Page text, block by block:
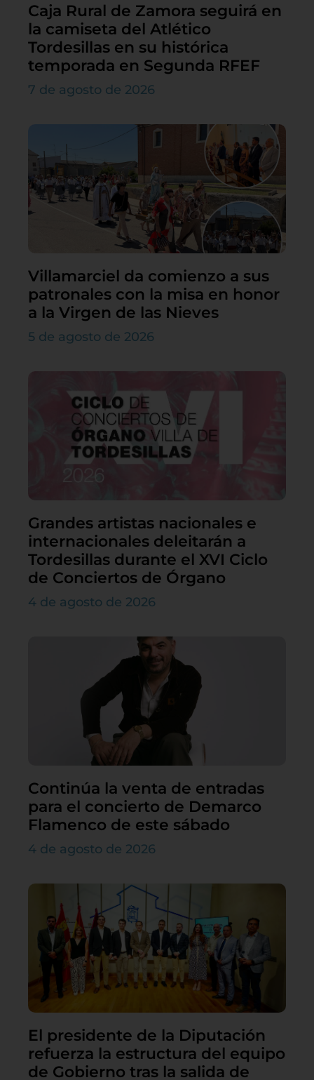
Caja Rural de Zamora seguirá en
la camiseta del Atlético
Tordesillas en su histórica
temporada en Segunda RFEF
7 de agosto de 2026
Villamarciel da comienzo a sus
patronales con la misa en honor
a la Virgen de las Nieves
5 de agosto de 2026
Grandes artistas nacionales e
internacionales deleitarán a
Tordesillas durante el XVI Ciclo
de Conciertos de Órgano
4 de agosto de 2026
Continúa la venta de entradas
para el concierto de Demarco
Flamenco de este sábado
4 de agosto de 2026
El presidente de la Diputación
refuerza la estructura del equipo
de Gobierno tras la salida de